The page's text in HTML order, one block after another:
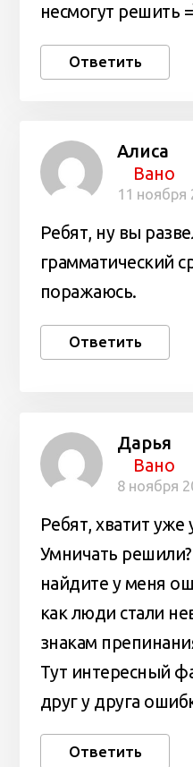
несмогут решить
Ответить
Алиса
Вано
11 ноября
Ребят, ну вы
грамматический
поражаюсь.
Ответить
Дарья
Вано
8 ноября
Ребят, хватит уже
Умничать
найдите у меня
как люди стали
знакам
Тут интересный
друг у друга
Ответить